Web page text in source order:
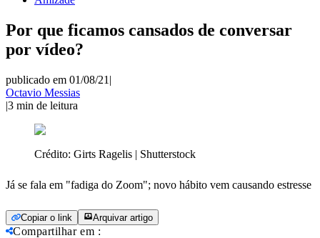
Por que ficamos cansados de conversar
por vídeo?
publicado em 01/08/21 |
Octavio Messias
|3 min de leitura
Crédito: Girts Ragelis | Shutterstock
Já se fala em "fadiga do Zoom"; novo hábito vem causando estresse
Copiar o link Arquivar artigo
Compartilhar em :